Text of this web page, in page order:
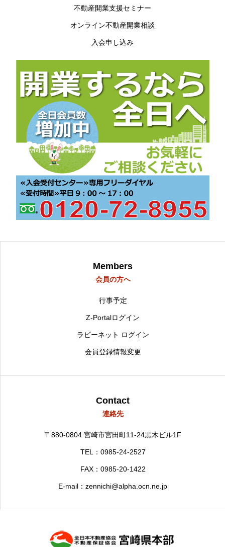
不動産開業支援セミナー
オンライン不動産開業相談
入会申し込み
Members
会員の方へ
行事予定
Z-Portalログイン
ラビーネット ログイン
会員登録情報変更
Contact
連絡先
〒880-0804 宮崎市宮田町11-24黒木ビル1F
TEL：0985-24-2527
FAX：0985-20-1422
E-mail：zennichi@alpha.ocn.ne.jp